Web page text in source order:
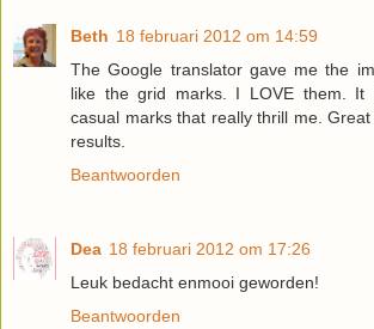
Beth 18 februari 2012 om 14:59
The Google translator gave me the
like the grid marks. I LOVE them. It
casual marks that really thrill me.
results.
Beantwoorden
Dea 18 februari 2012 om 17:26
Leuk bedacht enmooi geworden!
Beantwoorden